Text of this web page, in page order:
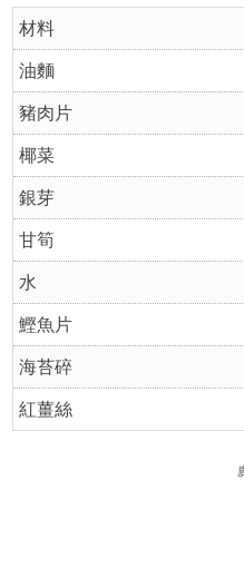
材料
油麵
豬肉片
椰菜
銀芽
甘筍
水
鰹魚片
海苔碎
紅薑絲